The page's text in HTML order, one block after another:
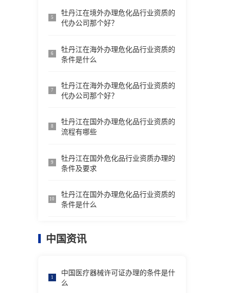
5
牡丹江在境外办理危化品行业资质的
代办公司那个好？
6
牡丹江在海外办理危化品行业资质的
条件是什么
7
牡丹江在海外办理危化品行业资质的
代办公司那个好？
8
牡丹江在国外办理危化品行业资质的
流程有哪些
9
牡丹江在国外危化品行业资质办理的
条件及要求
10
牡丹江在国外办理危化品行业资质的
条件是什么
中国资讯
1
中国医疗器械许可证办理的条件是什
么